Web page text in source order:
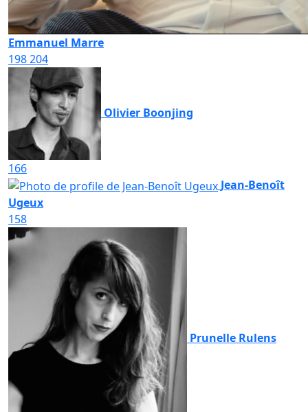
Emmanuel Marre
198204
Olivier Boonjing
166
Jean-Benoît
Ugeux
158
Prunelle Rulens